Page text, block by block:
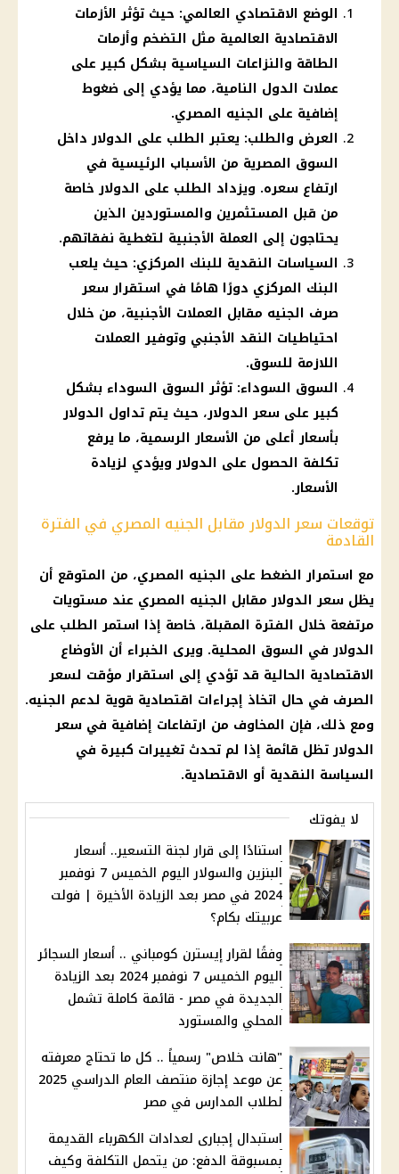
الوضع الاقتصادي العالمي: حيث تؤثر الأزمات
الاقتصادية العالمية مثل التضخم وأزمات
الطاقة والنزاعات السياسية بشكل كبير على
عملات الدول النامية، مما يؤدي إلى ضغوط
إضافية على الجنيه المصري.
العرض والطلب: يعتبر الطلب على الدولار داخل
السوق المصرية من الأسباب الرئيسية في
ارتفاع سعره. ويزداد الطلب على الدولار خاصة
من قبل المستثمرين والمستوردين الذين
يحتاجون إلى العملة الأجنبية لتغطية نفقاتهم.
السياسات النقدية للبنك المركزي: حيث يلعب
البنك المركزي دورًا هامًا في استقرار سعر
صرف الجنيه مقابل العملات الأجنبية، من خلال
احتياطيات النقد الأجنبي وتوفير العملات
اللازمة للسوق.
السوق السوداء: تؤثر السوق السوداء بشكل
كبير على سعر الدولار، حيث يتم تداول الدولار
بأسعار أعلى من الأسعار الرسمية، ما يرفع
تكلفة الحصول على الدولار ويؤدي لزيادة
الأسعار.
توقعات سعر الدولار مقابل الجنيه المصري في الفترة
القادمة
مع استمرار الضغط على الجنيه المصري، من المتوقع أن
يظل سعر الدولار مقابل الجنيه المصري عند مستويات
مرتفعة خلال الفترة المقبلة، خاصة إذا استمر الطلب على
الدولار في السوق المحلية. ويرى الخبراء أن الأوضاع
الاقتصادية الحالية قد تؤدي إلى استقرار مؤقت لسعر
الصرف في حال اتخاذ إجراءات اقتصادية قوية لدعم الجنيه.
ومع ذلك، فإن المخاوف من ارتفاعات إضافية في سعر
الدولار تظل قائمة إذا لم تحدث تغييرات كبيرة في
السياسة النقدية أو الاقتصادية.
لا يفوتك
استنادًا إلى قرار لجنة التسعير.. أسعار
البنزين والسولار اليوم الخميس 7 نوفمبر
2024 في مصر بعد الزيادة الأخيرة | فولت
عربيتك بكام؟
وفقًا لقرار إيسترن كومباني .. أسعار السجائر
اليوم الخميس 7 نوفمبر 2024 بعد الزيادة
الجديدة في مصر - قائمة كاملة تشمل
المحلي والمستورد
"هانت خلاص" رسمياً .. كل ما تحتاج معرفته
عن موعد إجازة منتصف العام الدراسي 2025
لطلاب المدارس في مصر
استبدال إجبارى لعدادات الكهرباء القديمة
بمسبوقة الدفع: من يتحمل التكلفة وكيف